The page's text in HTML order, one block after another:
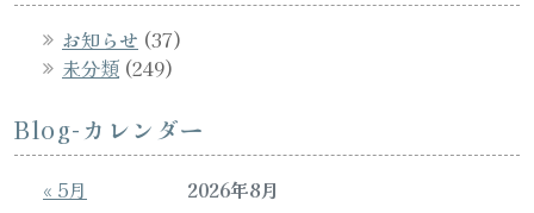
お知らせ (37)
未分類 (249)
Blog-カレンダー
2026年8月
« 5月